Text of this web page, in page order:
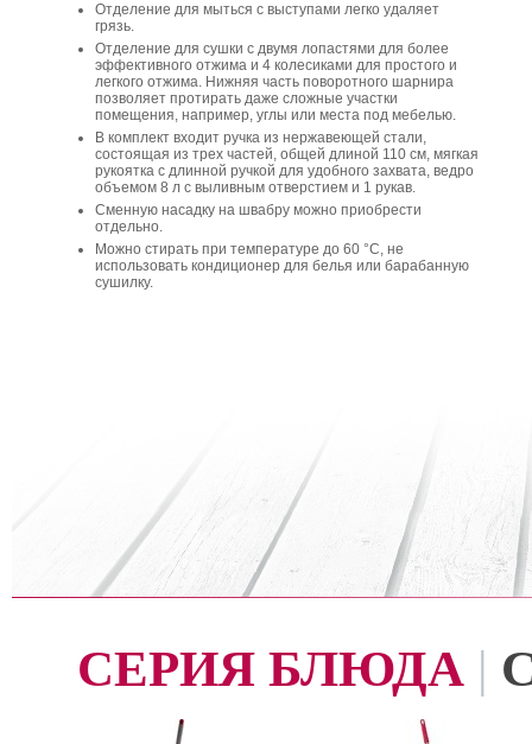
Отделение для мыться с выступами легко удаляет
грязь.
Отделение для сушки с двумя лопастями для более
эффективного отжима и 4 колесиками для простого и
легкого отжима. Нижняя часть поворотного шарнира
позволяет протирать даже сложные участки
помещения, например, углы или места под мебелью.
В комплект входит ручка из нержавеющей стали,
состоящая из трех частей, общей длиной 110 см, мягкая
рукоятка с длинной ручкой для удобного захвата, ведро
объемом 8 л с выливным отверстием и 1 рукав.
Сменную насадку на швабру можно приобрести
отдельно.
Можно стирать при температуре до 60 °C, не
использовать кондиционер для белья или барабанную
сушилку.
СЕРИЯ БЛЮДА |